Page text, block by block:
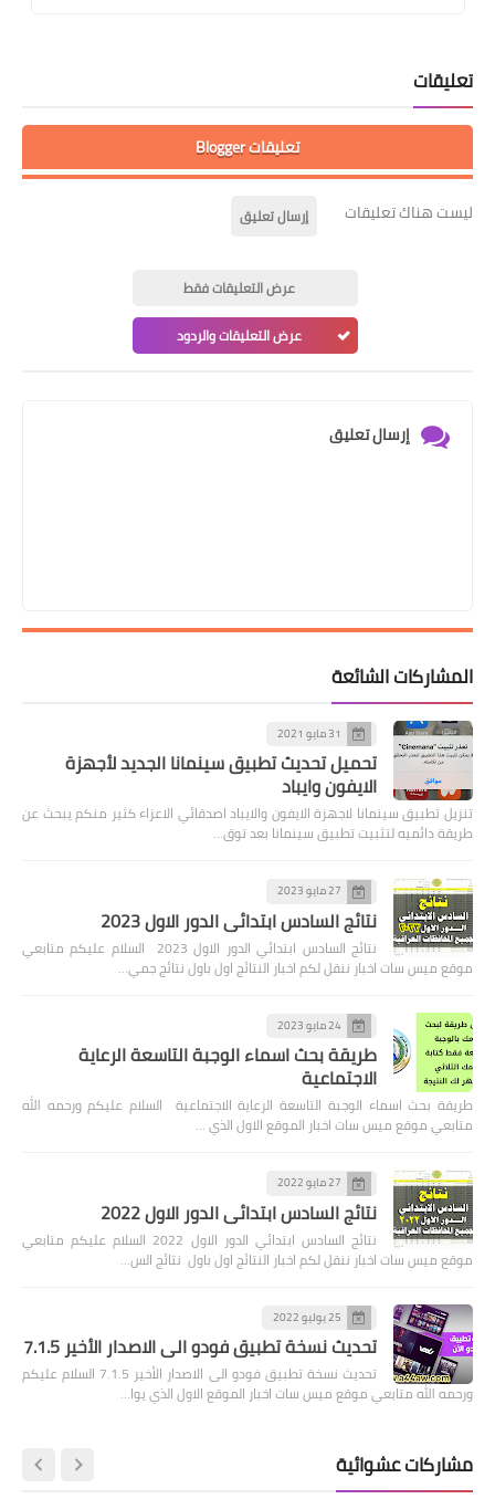
تعليقات
تعليقات Blogger
ليست هناك تعليقات إرسال تعليق
عرض التعليقات فقط
عرض التعليقات والردود
إرسال تعليق
المشاركات الشائعة
31 مايو 2021
تحميل تحديث تطبيق سينمانا الجديد لأجهزة
الايفون وايباد
تنزيل تطبيق سينمانا لاجهزة الايفون والايباد اصدقائي الاعزاء كثير منكم يبحث عن
طريقة دائميه لتثبيت تطبيق سينمانا بعد توق…
27 مايو 2023
نتائج السادس ابتدائي الدور الاول 2023
نتائج السادس ابتدائي الدور الاول 2023 السلام عليكم متابعي
موقع ميس سات اخبار ننقل لكم اخبار النتائج اول باول نتائج جمي…
24 مايو 2023
طريقة بحث اسماء الوجبة التاسعة الرعاية
الاجتماعية
طريقة بحث اسماء الوجبة التاسعة الرعاية الاجتماعية السلام عليكم ورحمه الله
متابعي موقع ميس سات اخبار الموقع الاول الذي …
27 مايو 2022
نتائج السادس ابتدائي الدور الاول 2022
نتائج السادس ابتدائي الدور الاول 2022 السلام عليكم متابعي
موقع ميس سات اخبار ننقل لكم اخبار النتائج اول باول نتائج الس…
25 يوليو 2022
تحديث نسخة تطبيق فودو الى الاصدار الأخير 7.1.5
تحديث نسخة تطبيق فودو الى الاصدار الأخير 7.1.5 السلام عليكم
ورحمه الله متابعي موقع ميس سات اخبار الموقع الاول الذي يوا…
مشاركات عشوائية